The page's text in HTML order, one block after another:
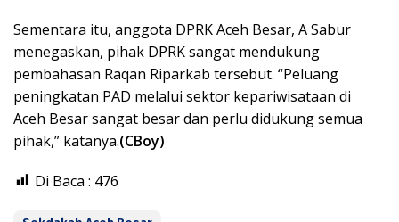
Sementara itu, anggota DPRK Aceh Besar, A Sabur
menegaskan, pihak DPRK sangat mendukung
pembahasan Raqan Riparkab tersebut. “Peluang
peningkatan PAD melalui sektor kepariwisataan di
Aceh Besar sangat besar dan perlu didukung semua
pihak,” katanya.(CBoy)
Di Baca : 476